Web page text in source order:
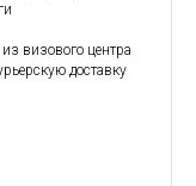
визового центра
доставку